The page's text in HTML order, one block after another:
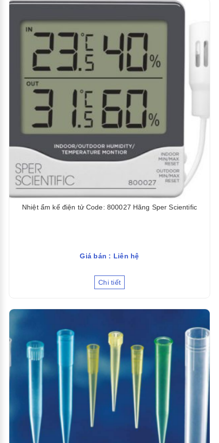
Nhiệt ẩm kế điện tử Code: 800027 Hãng Sper Scientific
Giá bán : Liên hệ
Chi tiết